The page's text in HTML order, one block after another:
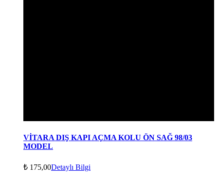
VİTARA DIŞ KAPI AÇMA KOLU ÖN SAĞ 98/03
MODEL
₺ 175,00Detaylı Bilgi